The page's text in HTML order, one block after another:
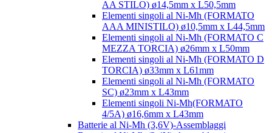
AA STILO) ø14,5mm x L50,5mm
Elementi singoli al Ni-Mh (FORMATO
AAA MINISTILO) ø10,5mm x L44,5mm
Elementi singoli al Ni-Mh (FORMATO C
MEZZA TORCIA) ø26mm x L50mm
Elementi singoli al Ni-Mh (FORMATO D
TORCIA) ø33mm x L61mm
Elementi singoli al Ni-Mh (FORMATO
SC) ø23mm x L43mm
Elementi singoli Ni-Mh(FORMATO
4/5A) ø16,6mm x L43mm
Batterie al Ni-Mh (3,6V)-Assemblaggi